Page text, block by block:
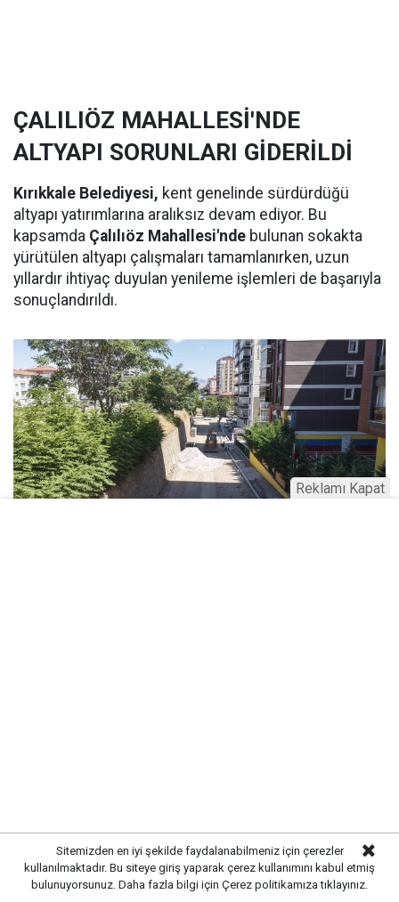
ÇALILIÖZ MAHALLESİ'NDE
ALTYAPI SORUNLARI GİDERİLDİ
Kırıkkale Belediyesi, kent genelinde sürdürdüğü
altyapı yatırımlarına aralıksız devam ediyor. Bu
kapsamda Çalılıöz Mahallesi'nde bulunan sokakta
yürütülen altyapı çalışmaları tamamlanırken, uzun
yıllardır ihtiyaç duyulan yenileme işlemleri de başarıyla
sonuçlandırıldı.
Sitemizden en iyi şekilde faydalanabilmeniz için çerezler
kullanılmaktadır. Bu siteye giriş yaparak çerez kullanımını kabul etmiş
bulunuyorsunuz. Daha fazla bilgi için Çerez politikamıza tıklayınız.
Reklamı Kapat